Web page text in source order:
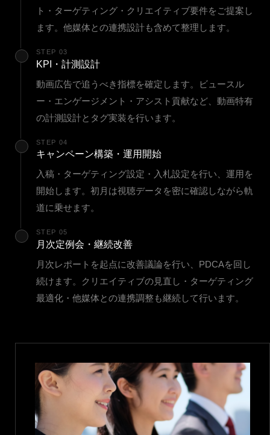
ト・ターゲティング・クリエイティブ要件をご提案し
ます。他媒体との連携設計も含めて整理します。
STEP 03
KPI・計測設計
動画広告で追うべき指標を確定します。ビュースル
ー・エンゲージメント・アシスト貢献など、動画特有
の計測設計とタグ実装を行います。
STEP 04
キャンペーン構築・運用開始
入稿・ターゲティング設定・入札設定を行い、運用を
開始します。初月は視聴データを密に確認しながら軌
道に乗せます。
STEP 05
月次定例会・継続改善
月次レポートを起点に改善議論を行い、PDCAを回し
続けます。クリエイティブの見直し・ターゲティング
最適化・他媒体との連携調整も継続して行います。